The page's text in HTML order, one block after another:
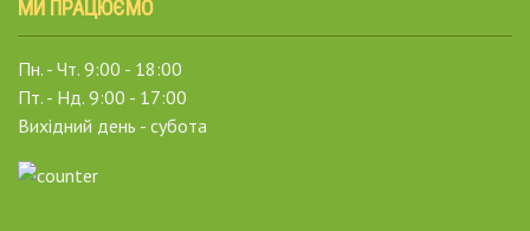
МИ ПРАЦЮЄМО
Пн. - Чт. 9:00 - 18:00
Пт. - Нд. 9:00 - 17:00
Вихідний день - субота